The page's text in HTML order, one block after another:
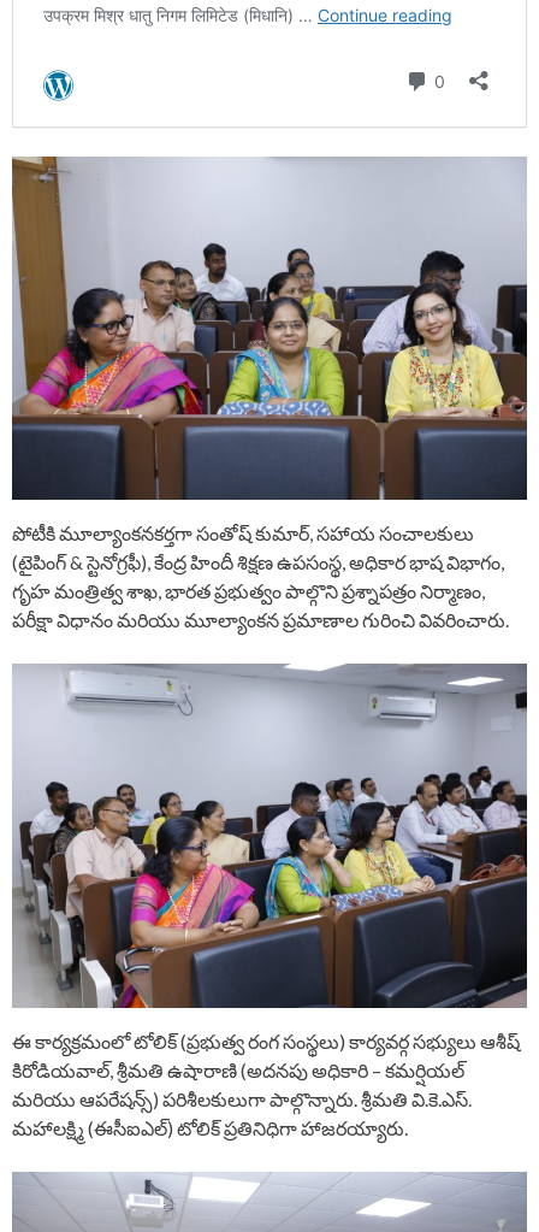
పోటీకి మూల్యాంకనకర్తగా సంతోష్ కుమార్, సహాయ సంచాలకులు
(టైపింగ్ & స్టెనోగ్రఫీ), కేంద్ర హిందీ శిక్షణ ఉపసంస్థ, అధికార భాష విభాగం,
గృహ మంత్రిత్వ శాఖ, భారత ప్రభుత్వం పాల్గొని ప్రశ్నాపత్రం నిర్మాణం,
పరీక్షా విధానం మరియు మూల్యాంకన ప్రమాణాల గురించి వివరించారు.
ఈ కార్యక్రమంలో టోలిక్ (ప్రభుత్వ రంగ సంస్థలు) కార్యవర్గ సభ్యులు ఆశీష్
కిరోడియవాల్, శ్రీమతి ఉషారాణి (అదనపు అధికారి – కమర్షియల్
మరియు ఆపరేషన్స్) పరిశీలకులుగా పాల్గొన్నారు. శ్రీమతి వి.కె.ఎస్.
మహాలక్ష్మి (ఈసీఐఎల్) టోలిక్ ప్రతినిధిగా హాజరయ్యారు.